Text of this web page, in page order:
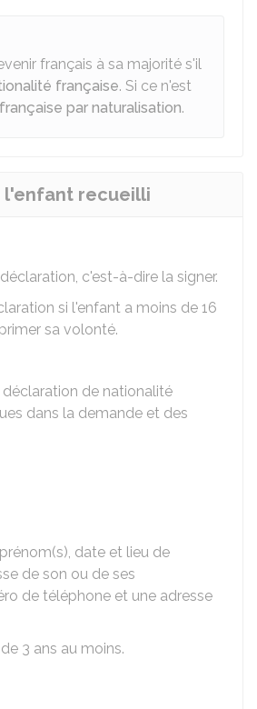
français à sa majorité s'il
française. Si ce n'est
par naturalisation.
l'enfant recueilli
c'est-à-dire la signer.
si l'enfant a moins de 16
sa volonté.
de nationalité
dans la demande et des
date et lieu de
de son ou de ses
de téléphone et une adresse
3 ans au moins.